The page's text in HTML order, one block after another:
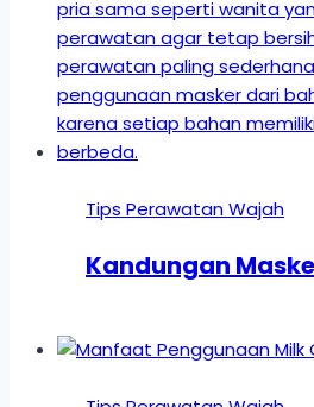
Tips Perawatan Wajah
Kandungan